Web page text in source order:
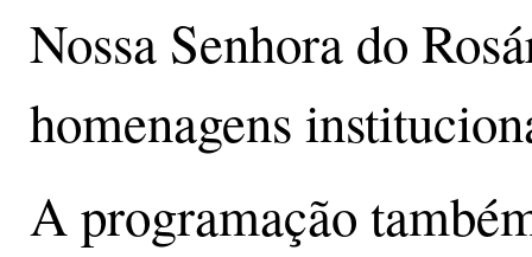
Nossa Senhora do
homenagens
A programação